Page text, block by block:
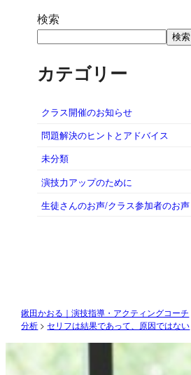
検索
検索
カテゴリー
クラス開催のお知らせ
問題解決のヒントとアドバイス
未分類
演技力アップのために
生徒さんのお声/クラス参加者のお声
鍬田かおる｜演技指導・アクティングコーチ
分析 >セリフは結果であって、原因ではない